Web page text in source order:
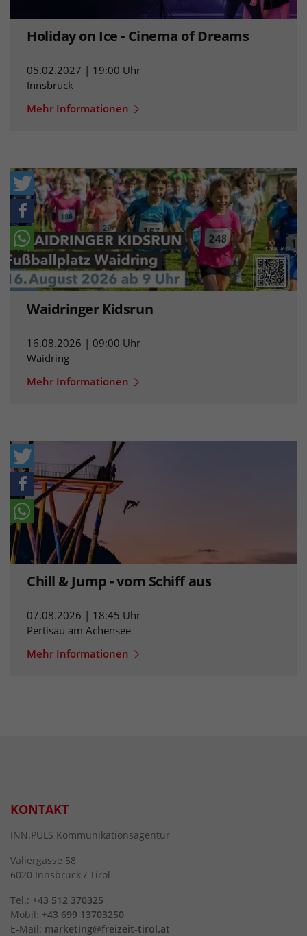
Holiday on Ice - Cinema of Dreams
05.02.2027 | 19:00 Uhr
Innsbruck
Mehr Informationen
Waidringer Kidsrun
16.08.2026 | 09:00 Uhr
Waidring
Mehr Informationen
Chill & Jump - vom Schiff aus
07.08.2026 | 18:45 Uhr
Pertisau am Achensee
Mehr Informationen
KONTAKT
INN.PULS Kommunikationsagentur
Valiergasse 58
6020 Innsbruck / Tirol
Tel.: +43 512 370325
Mobil: +43 699 13703250
E-Mail: marketing@freizeit-tirol.at